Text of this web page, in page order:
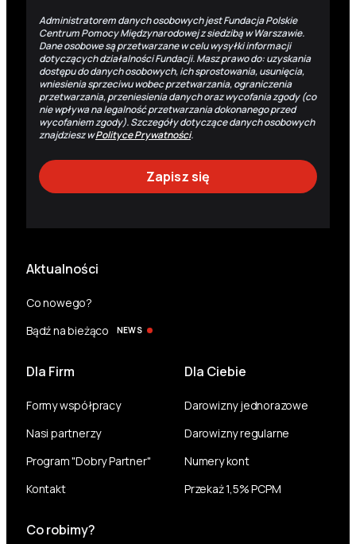
Administratorem danych osobowych jest Fundacja Polskie
Centrum Pomocy Międzynarodowej z siedzibą w Warszawie.
Dane osobowe są przetwarzane w celu wysyłki informacji
dotyczących działalności Fundacji. Masz prawo do: uzyskania
dostępu do danych osobowych, ich sprostowania, usunięcia,
wniesienia sprzeciwu wobec przetwarzania, ograniczenia
przetwarzania, przeniesienia danych oraz wycofania zgody (co
nie wpływa na legalność przetwarzania dokonanego przed
wycofaniem zgody). Szczegóły dotyczące danych osobowych
znajdziesz wPolityce Prywatności.
Aktualności
Co nowego?
Bądź na bieżąco
NEWS
Dla Firm
Formy współpracy
Nasi partnerzy
Program "Dobry Partner"
Kontakt
Dla Ciebie
Darowizny jednorazowe
Darowizny regularne
Numery kont
Przekaż 1,5% PCPM
Co robimy?